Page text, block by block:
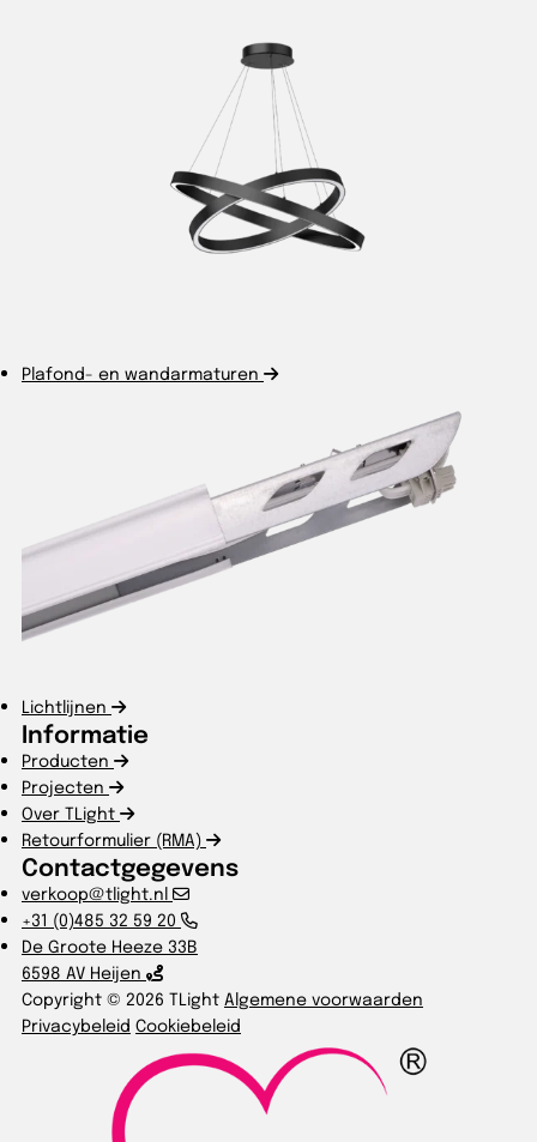
Plafond- en wandarmaturen
Lichtlijnen
Informatie
Producten
Projecten
Over TLight
Retourformulier (RMA)
Contactgegevens
verkoop@tlight.nl
+31 (0)485 32 59 20
De Groote Heeze 33B
6598 AV Heijen
Copyright © 2026 TLight Algemene voorwaarden
Privacybeleid Cookiebeleid